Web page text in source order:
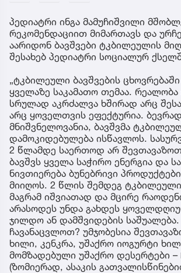
პედიატრი ინგა მამუჩიშვილი
რეკომენდაციით მიმართავს და
აარიდონ ბავშვები ტკბილეულის
შესახებ პედიატრი სოციალურ
„ტკბილეული ბავშვების
ყველაზე საკამათო თემაა. რეალობა
სრულად აკრძალვა ხშირად არც
არც ყოველთვის ეფექტურია.
მნიშვნელოვანია, ბავშვმა
დამოკიდებულება ისწავლოს.
2 წლამდე საერთოდ არ
ბავშვს ყველა საჭირო ენერგია და
ნივთიერება ბუნებრივი
მიიღოს. 2 წლის შემდეგ
მაგრამ იშვიათად და მცირე
არასოდეს უნდა გახდეს
ჯილდო ან დამშვიდების
ჩავანაცვლოთ? უმჯობესია
ხილი, კენკრა, უშაქრო იოგურტი
მომზადებული უშაქრო დესერტები –
(ზომიერად, ასაკის